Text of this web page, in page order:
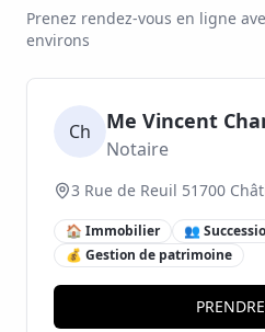
Prenez rendez-vous en ligne
environs
Ch Me Vincent
Notaire
3 Rue de Reuil 51700
🏠 Immobilier 👥
💰 Gestion de patrimoine